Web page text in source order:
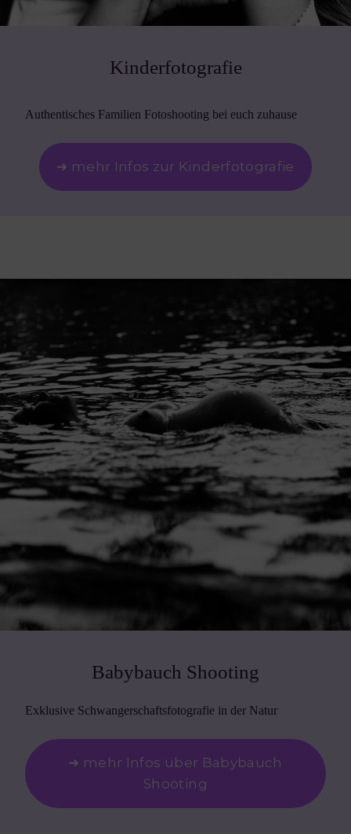
Kinderfotografie
Authentisches Familien Fotoshooting bei euch zuhause
➜ mehr Infos zur Kinderfotografie
Babybauch Shooting
Exklusive Schwangerschaftsfotografie in der Natur
➜ mehr Infos über Babybauch
Shooting